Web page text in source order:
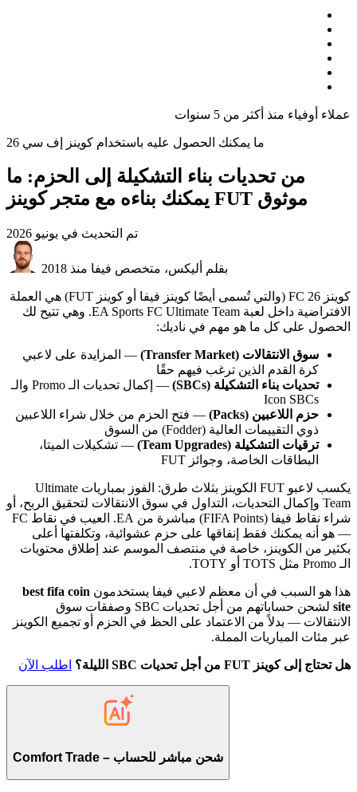
عملاء أوفياء منذ أكثر من 5 سنوات
ما يمكنك الحصول عليه باستخدام كوينز إف سي 26
من تحديات بناء التشكيلة إلى الحزم: ما
يمكنك بناءه مع متجر كوينز FUT موثوق
تم التحديث في يونيو 2026
بقلم أليكس، متخصص فيفا منذ 2018
كوينز FC 26 (والتي تُسمى أيضًا كوينز فيفا أو كوينز FUT) هي العملة
الافتراضية داخل لعبة EA Sports FC Ultimate Team. وهي تتيح لك
الحصول على كل ما هو مهم في ناديك:
سوق الانتقالات (Transfer Market)
— المزايدة على لاعبي
كرة القدم الذين ترغب فيهم حقًا
تحديات بناء التشكيلة (SBCs)
— إكمال تحديات الـ Promo والـ
Icon SBCs
حزم اللاعبين (Packs)
— فتح الحزم من خلال شراء اللاعبين
ذوي التقييمات العالية (Fodder) من السوق
ترقيات التشكيلة (Team Upgrades)
— تشكيلات الميتا،
البطاقات الخاصة، وجوائز FUT
يكسب لاعبو FUT الكوينز بثلاث طرق: الفوز بمباريات Ultimate
Team وإكمال التحديات، التداول في سوق الانتقالات لتحقيق الربح، أو
شراء نقاط فيفا (FIFA Points) مباشرة من EA. العيب في نقاط FC
— هو أنه يمكنك فقط إنفاقها على حزم عشوائية، وتكلفتها أعلى
بكثير من الكوينز، خاصة في منتصف الموسم عند إطلاق محتويات
الـ Promo مثل TOTS أو TOTY.
هذا هو السبب في أن معظم لاعبي فيفا يستخدمون best fifa coin
site
لشحن حساباتهم من أجل تحديات SBC وصفقات سوق
الانتقالات — بدلاً من الاعتماد على الحظ في الحزم أو تجميع الكوينز
عبر مئات المباريات المملة.
هل تحتاج إلى كوينز FUT من أجل تحديات SBC الليلة؟ اطلب الآن
Comfort Trade – شحن مباشر للحساب